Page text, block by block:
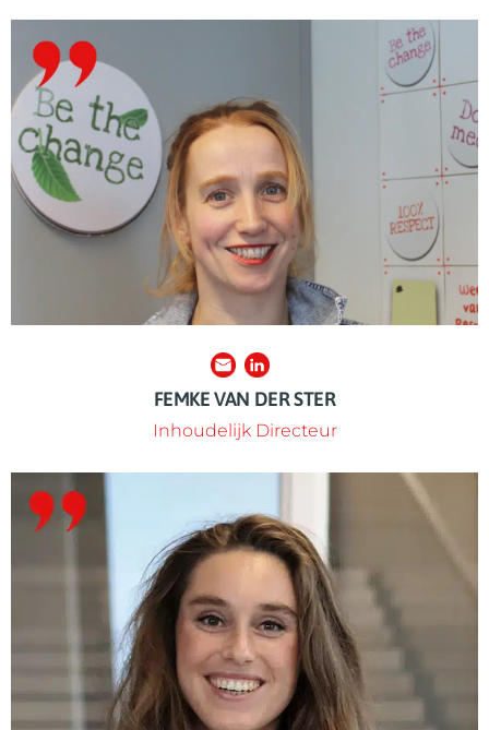
Femke borgt als inhoudelijk leider al jaren de
inhoud en kwaliteit van alle Respect-initiatieven,
zodat deze niet alleen actueel, laagdrempelig en
leeftijdsadequaat zijn, maar ook echt werken in de
praktijk. Heb je inhoudelijke vragen of ideeën?
Neem dan gerust contact met haar op.
FEMKE VAN DER STER
Inhoudelijk Directeur
Jelke zorgt ervoor dat de missie van Respect Foundation de
ondersteuning krijgt die het verdient in onze samenleving.
Als zakelijk leider werkt ze structureel aan
partnerschappen en zorgt ervoor dat de organisatie zijn
vleugels kan uitslaan. Benieuwd naar de mogelijkheden
tot samenwerken? Neem contact met haar op.